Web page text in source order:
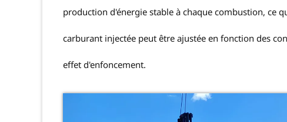
production d'énergie stable à chaque combustion, ce
carburant injectée peut être ajustée en fonction des
effet d'enfoncement.